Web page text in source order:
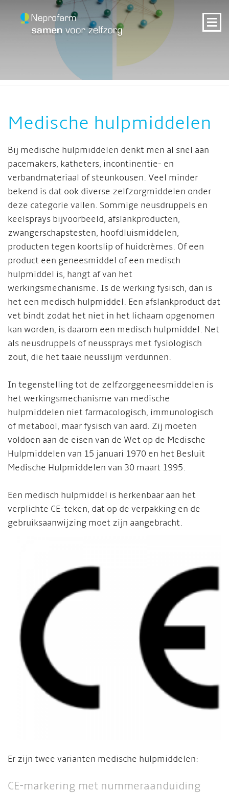
Medische hulpmiddelen
Bij medische hulpmiddelen denkt men al snel aan
pacemakers, katheters, incontinentie- en
verbandmateriaal of steunkousen. Veel minder
bekend is dat ook diverse zelfzorgmiddelen onder
deze categorie vallen. Sommige neusdruppels en
keelsprays bijvoorbeeld, afslankproducten,
zwangerschapstesten, hoofdluismiddelen,
producten tegen koortslip of huidcrèmes. Of een
product een geneesmiddel of een medisch
hulpmiddel is, hangt af van het
werkingsmechanisme. Is de werking fysisch, dan is
het een medisch hulpmiddel. Een afslankproduct dat
vet bindt zodat het niet in het lichaam opgenomen
kan worden, is daarom een medisch hulpmiddel. Net
als neusdruppels of neussprays met fysiologisch
zout, die het taaie neusslijm verdunnen.
In tegenstelling tot de zelfzorggeneesmiddelen is
het werkingsmechanisme van medische
hulpmiddelen niet farmacologisch, immunologisch
of metabool, maar fysisch van aard. Zij moeten
voldoen aan de eisen van de Wet op de Medische
Hulpmiddelen van 15 januari 1970 en het Besluit
Medische Hulpmiddelen van 30 maart 1995.
Een medisch hulpmiddel is herkenbaar aan het
verplichte CE-teken, dat op de verpakking en de
gebruiksaanwijzing moet zijn aangebracht.
Er zijn twee varianten medische hulpmiddelen:
CE-markering met nummeraanduiding